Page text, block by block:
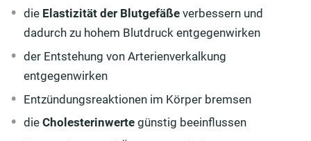
die Elastizität der Blutgefäße verbessern und
dadurch zu hohem Blutdruck entgegenwirken
der Entstehung von Arterienverkalkung
entgegenwirken
Entzündungsreaktionen im Körper bremsen
dieCholesterinwerte günstig beeinflussen